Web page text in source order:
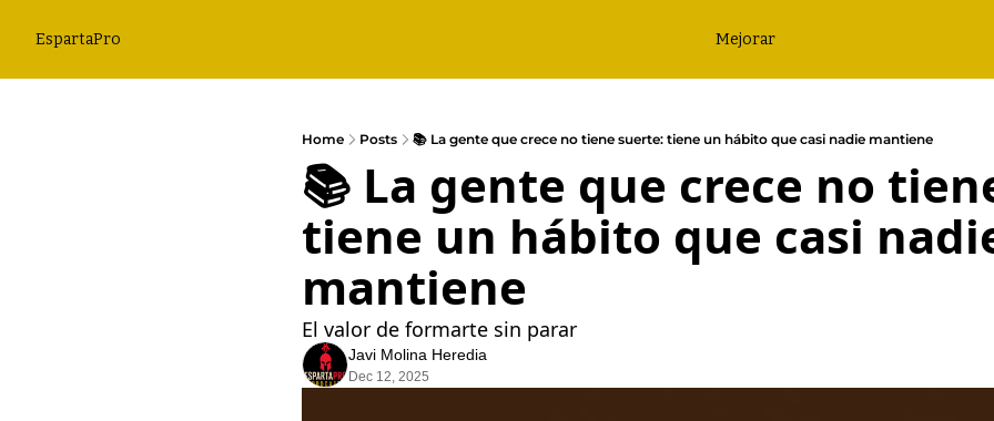
EspartaPro Mejorar
Home Posts 📚 La gente que crece no tiene suerte: tiene un hábito que casi nadie mantiene
📚 La gente que crece no
tiene un hábito que casi
mantiene
El valor de formarte sin parar
Javi Molina Heredia
Dec 12, 2025